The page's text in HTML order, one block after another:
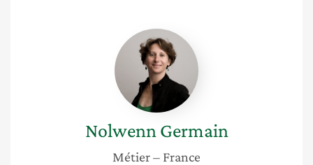
Nolwenn
Germain
Nolwenn Germain
Métier– France